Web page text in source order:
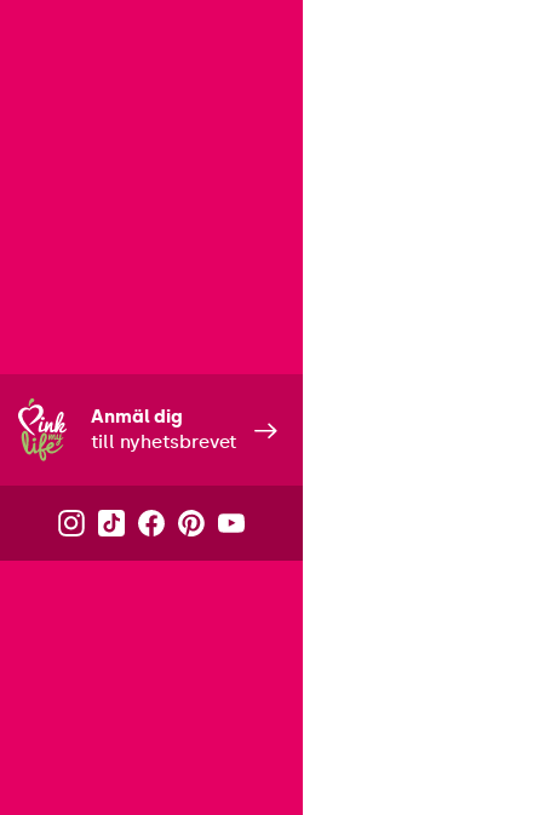
Anmäl dig
till nyhetsbrevet